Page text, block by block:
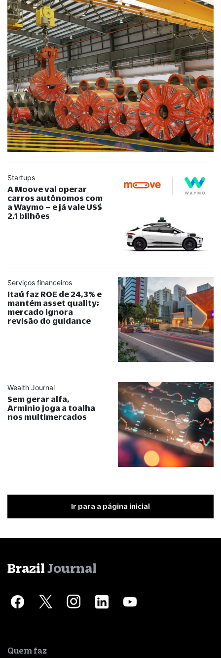
Startups
A Moove vai operar
carros autônomos com
a Waymo – e já vale US$
2,1 bilhões
Serviços financeiros
Itaú faz ROE de 24,3% e
mantém asset quality;
mercado ignora
revisão do guidance
Wealth Journal
Sem gerar alfa,
Arminio joga a toalha
nos multimercados
Ir para a página inicial
Brazil Journal
Quem faz